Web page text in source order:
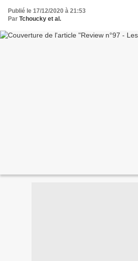
Publié le 17/12/2020 à 21:53
Par Tchoucky et al.